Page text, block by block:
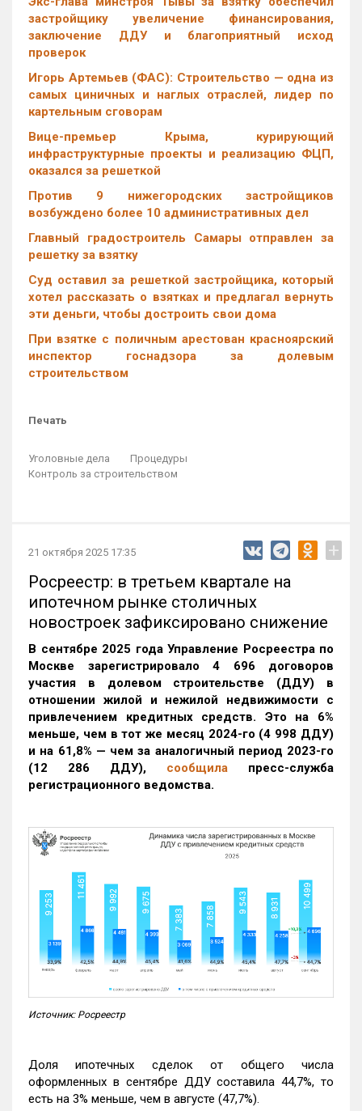
застройщику увеличение финансирования,
заключение ДДУ и благоприятный исход
проверок
Игорь Артемьев (ФАС): Строительство — одна из
самых циничных и наглых отраслей, лидер по
картельным сговорам
Вице-премьер Крыма, курирующий
инфраструктурные проекты и реализацию ФЦП,
оказался за решеткой
Против 9 нижегородских застройщиков
возбуждено более 10 административных дел
Главный градостроитель Самары отправлен за
решетку за взятку
Суд оставил за решеткой застройщика, который
хотел рассказать о взятках и предлагал вернуть
эти деньги, чтобы достроить свои дома
При взятке с поличным арестован красноярский
инспектор госнадзора за долевым
строительством
Печать
Уголовные дела
Процедуры
Контроль за строительством
21 октября 2025 17:35 +
Росреестр: в третьем квартале на
ипотечном рынке столичных
новостроек зафиксировано снижение
В сентябре 2025 года Управление Росреестра по
Москве зарегистрировало 4 696 договоров
участия в долевом строительстве (ДДУ) в
отношении жилой и нежилой недвижимости с
привлечением кредитных средств. Это на 6%
меньше, чем в тот же месяц 2024-го (4 998 ДДУ)
и на 61,8% — чем за аналогичный период 2023-го
(12 286 ДДУ), сообщила пресс-служба
регистрационного ведомства.
Источник: Росреестр
Доля ипотечных сделок от общего числа
оформленных в сентябре ДДУ составила 44,7%, то
есть на 3% меньше, чем в августе (47,7%).